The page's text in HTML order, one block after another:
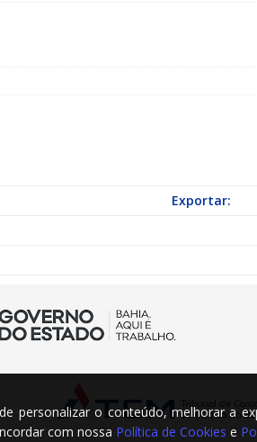
nº 089/2026 para implantação de
nº 088/2026 para pavimentação
Exportar:
personalizar o conteúdo, melhorar a
com nossa Política de Cookies e